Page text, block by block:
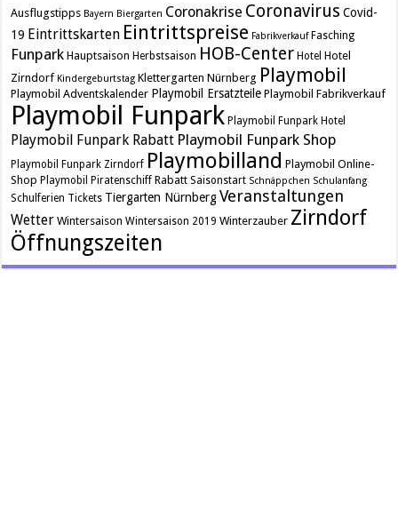
Ausflugstipps Bayern Biergarten Coronakrise Coronavirus Covid-
19 Eintrittskarten Eintrittspreise Fabrikverkauf Fasching
Funpark Hauptsaison Herbstsaison HOB-Center Hotel Hotel
Zirndorf Kindergeburtstag Klettergarten Nürnberg Playmobil
Playmobil Adventskalender Playmobil Ersatzteile Playmobil Fabrikverkauf
Playmobil Funpark Playmobil Funpark Hotel
Playmobil Funpark Rabatt Playmobil Funpark Shop
Playmobil Funpark Zirndorf Playmobilland Playmobil Online-
Shop Playmobil Piratenschiff Rabatt Saisonstart Schnäppchen Schulanfang
Schulferien Tickets Tiergarten Nürnberg Veranstaltungen
Wetter Wintersaison Wintersaison 2019 Winterzauber Zirndorf
Öffnungszeiten